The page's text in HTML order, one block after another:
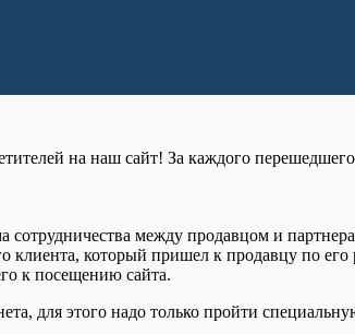
на наш сайт! За каждого
сотрудничества между продавцом и
который пришел к продавцу по
к посещению сайта.
для этого надо только пройти